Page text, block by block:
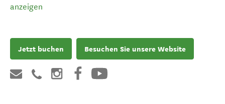
anzeigen
Jetzt buchen Besuchen Sie unsere Website